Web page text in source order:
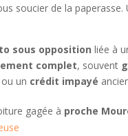
soucier de la
sous opposition liée à
complet, souvent
ou un crédit impayé
gagée à proche